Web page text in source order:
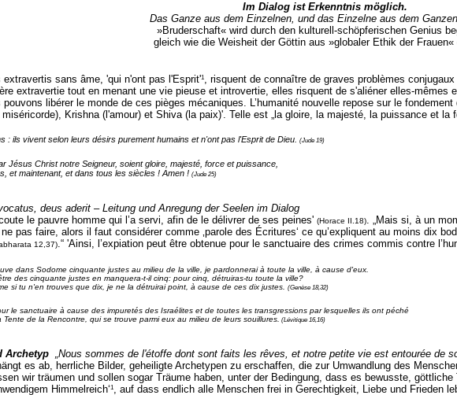
Im Dialog ist Erkenntnis möglich.
Das Ganze aus dem Einzelnen, und das Einzelne aus dem
»Bruderschaft« wird durch den kulturell-schöpferischen Genius
gleich wie die Weisheit der Göttin aus »globaler Ethik der Frauen«
extravertis sans âme, 'qui n'ont pas l'Esprit'1
, risquent de connaître de graves problèmes
extravertie tout en menant une vie pieuse et introvertie, elles risquent de s'aliéner elles-mêmes
libérer le monde de ces pièges mécaniques. L’humanité nouvelle repose sur le
Krishna (l'amour) et Shiva (la paix)'. Telle est „la gloire, la majesté, la puissance et la
: ils vivent selon leurs désirs purement humains et n'ont pas l'Esprit de Dieu. (Jude 19)
Jésus Christ notre Seigneur, soient gloire, majesté, force et puissance,
et maintenant, et dans tous les siècles ! Amen ! (Jude 25)
deus aderit – Leitung und Anregung der Seelen im Dialog
le pauvre homme qui l’a servi, afin de le délivrer de ses peines' (Horace II.18)
. „Mais si, à un
pas faire, alors il faut considérer comme ‚parole des Écritures‘ ce qu’expliquent au moins dix
12,37).“ 'Ainsi, l’expiation peut être obtenue pour le sanctuaire des crimes commis contre
dans Sodome cinquante justes au milieu de la ville, je pardonnerai à toute la ville, à cause d'eux.
des cinquante justes en manquera-t-il cinq: pour cinq, détruiras-tu toute la ville?
si tu n'en trouves que dix, je ne la détruirai point, à cause de ces dix justes.
(Genèse 18,32)
le sanctuaire à cause des impuretés des Israélites et de toutes les transgressions par lesquelles ils ont péché
de la Rencontre, qui se trouve parmi eux au milieu de leurs souillures. (Lévitique 16,16)
Archetyp „Nous sommes de l'étoffe dont sont faits les rêves, et notre petite vie est entourée de
es ab, herrliche Bilder, geheiligte Archetypen zu erschaffen, die zur Umwandlung des
wir träumen und sollen sogar Träume haben, unter der Bedingung, dass es bewusste,
Himmelreich‘1 , auf dass endlich alle Menschen frei in Gerechtigkeit, Liebe und Frieden